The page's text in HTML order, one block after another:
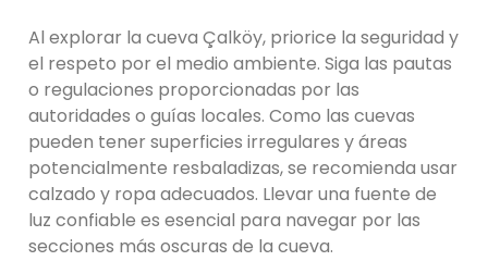
Al explorar la cueva Çalköy, priorice la seguridad y
el respeto por el medio ambiente. Siga las pautas
o regulaciones proporcionadas por las
autoridades o guías locales. Como las cuevas
pueden tener superficies irregulares y áreas
potencialmente resbaladizas, se recomienda usar
calzado y ropa adecuados. Llevar una fuente de
luz confiable es esencial para navegar por las
secciones más oscuras de la cueva.